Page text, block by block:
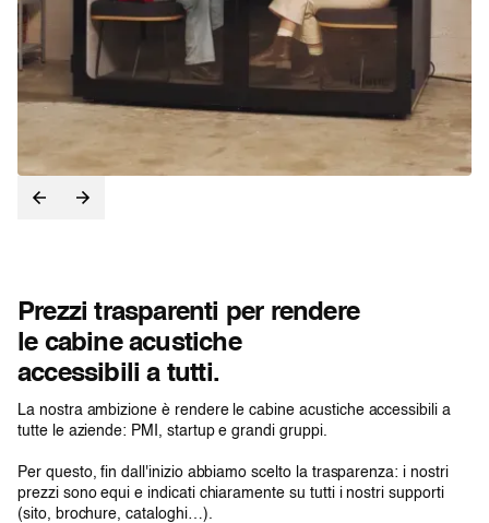
Prezzi trasparenti per rendere
le cabine acustiche
accessibili a tutti.
La nostra ambizione è rendere le cabine acustiche accessibili a
tutte le aziende: PMI, startup e grandi gruppi.
Per questo, fin dall'inizio abbiamo scelto la trasparenza: i nostri
prezzi sono equi e indicati chiaramente su tutti i nostri supporti
(sito, brochure, cataloghi…).